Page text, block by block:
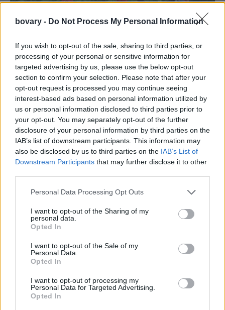
bovary - Do Not Process My Personal Information
If you wish to opt-out of the sale, sharing to third parties, or
processing of your personal or sensitive information for
targeted advertising by us, please use the below opt-out
section to confirm your selection. Please note that after your
opt-out request is processed you may continue seeing
interest-based ads based on personal information utilized by
us or personal information disclosed to third parties prior to
your opt-out. You may separately opt-out of the further
disclosure of your personal information by third parties on the
IAB’s list of downstream participants. This information may
also be disclosed by us to third parties on the IAB’s List of
Downstream Participants that may further disclose it to other
Personal Data Processing Opt Outs
I want to opt-out of the Sharing of my
personal data.
Opted In
I want to opt-out of the Sale of my
Personal Data.
Opted In
I want to opt-out of processing my
Personal Data for Targeted Advertising.
Opted In